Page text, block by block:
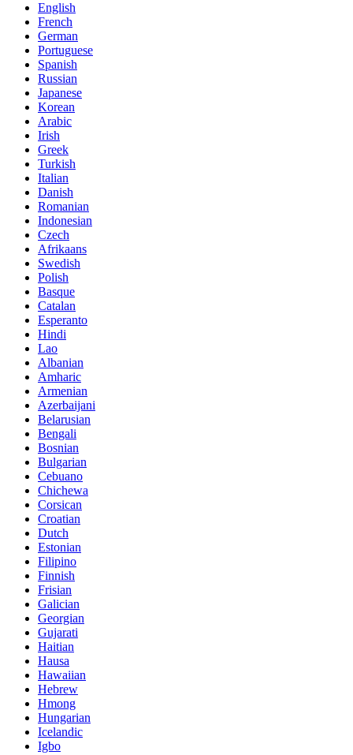
English
French
German
Portuguese
Spanish
Russian
Japanese
Korean
Arabic
Irish
Greek
Turkish
Italian
Danish
Romanian
Indonesian
Czech
Afrikaans
Swedish
Polish
Basque
Catalan
Esperanto
Hindi
Lao
Albanian
Amharic
Armenian
Azerbaijani
Belarusian
Bengali
Bosnian
Bulgarian
Cebuano
Chichewa
Corsican
Croatian
Dutch
Estonian
Filipino
Finnish
Frisian
Galician
Georgian
Gujarati
Haitian
Hausa
Hawaiian
Hebrew
Hmong
Hungarian
Icelandic
Igbo